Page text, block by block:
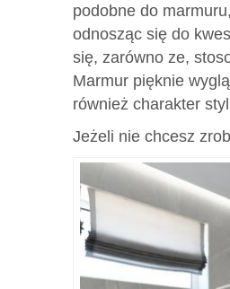
podobne do
odnosząc się do
się, zarówno ze,
Marmur pięknie
również charakter
Jeżeli nie chcesz